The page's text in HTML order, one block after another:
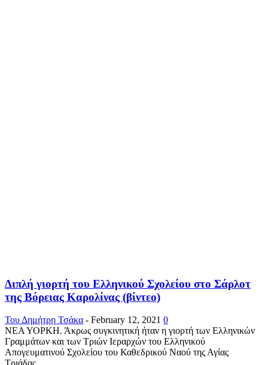
Διπλή γιορτή του Ελληνικού Σχολείου στο Σάρλοτ
της Βόρειας Καρολίνας (βίντεο)
Του Δημήτρη Τσάκα - February 12, 2021 0
ΝΕΑ ΥΟΡΚΗ. Άκρως συγκινητική ήταν η γιορτή των Ελληνικών
Γραμμάτων και των Τριών Ιεραρχών του Ελληνικού
Απογευματινού Σχολείου του Καθεδρικού Ναού της Αγίας